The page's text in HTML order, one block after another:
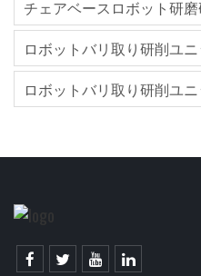
チェアベースロボット研
ロボットバリ取り研削ユニ
ロボットバリ取り研削ユニ